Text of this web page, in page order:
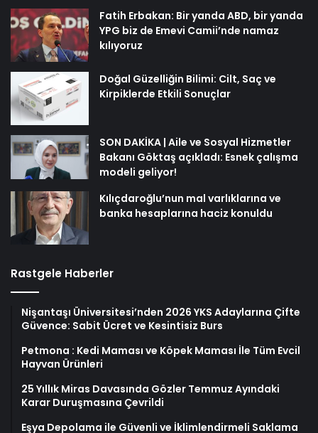
Fatih Erbakan: Bir yanda ABD, bir yanda
YPG biz de Emevi Camii’nde namaz
kılıyoruz
Doğal Güzelliğin Bilimi: Cilt, Saç ve
Kirpiklerde Etkili Sonuçlar
SON DAKİKA | Aile ve Sosyal Hizmetler
Bakanı Göktaş açıkladı: Esnek çalışma
modeli geliyor!
Kılıçdaroğlu’nun mal varlıklarına ve
banka hesaplarına haciz konuldu
Rastgele Haberler
Nişantaşı Üniversitesi’nden 2026 YKS Adaylarına Çifte
Güvence: Sabit Ücret ve Kesintisiz Burs
Petmona : Kedi Maması ve Köpek Maması İle Tüm Evcil
Hayvan Ürünleri
25 Yıllık Miras Davasında Gözler Temmuz Ayındaki
Karar Duruşmasına Çevrildi
Eşya Depolama ile Güvenli ve İklimlendirmeli Saklama